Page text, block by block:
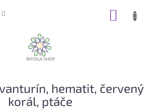
hematit, červený
korál, ptáče